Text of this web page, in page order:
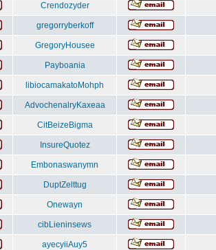
Crendozyder
gregorryberkoff
GregoryHousee
Payboania
libiocamakatoMohph
AdvochenalryKaxeaa
CitBeizeBigma
InsureQuotez
Embonaswanymn
DuptZelttug
Onewayn
cibLieninsews
ayecyiiAuy5